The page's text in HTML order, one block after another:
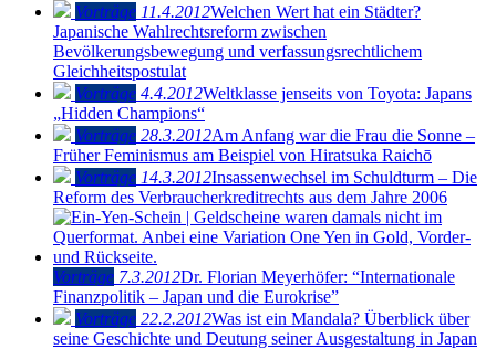
Vorträge 11.4.2012Welchen Wert hat ein Städter?
Japanische Wahlrechtsreform zwischen
Bevölkerungsbewegung und verfassungsrechtlichem
Gleichheitspostulat
Vorträge 4.4.2012Weltklasse jenseits von Toyota: Japans
„Hidden Champions“
Vorträge 28.3.2012Am Anfang war die Frau die Sonne –
Früher Feminismus am Beispiel von Hiratsuka Raichō
Vorträge 14.3.2012Insassenwechsel im Schuldturm – Die
Reform des Verbraucherkreditrechts aus dem Jahre 2006
Vorträge 7.3.2012Dr. Florian Meyerhöfer: “Internationale
Finanzpolitik – Japan und die Eurokrise”
Vorträge 22.2.2012Was ist ein Mandala? Überblick über
seine Geschichte und Deutung seiner Ausgestaltung in Japan